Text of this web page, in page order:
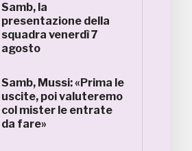
Samb, la
presentazione della
squadra venerdì 7
agosto
Samb, Mussi: «Prima le
uscite, poi valuteremo
col mister le entrate
da fare»